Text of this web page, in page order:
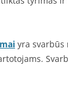
yra svarbūs